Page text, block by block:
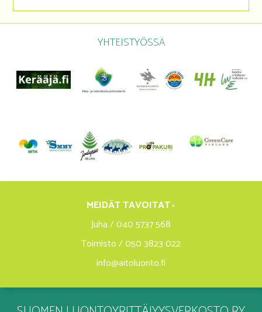
YHTEISTYÖSSÄ
MEIDÄT TAVOITAT ›
Juha / 040 5737 568
Toimisto / 050 3823 022
info@aitoluonto.fi